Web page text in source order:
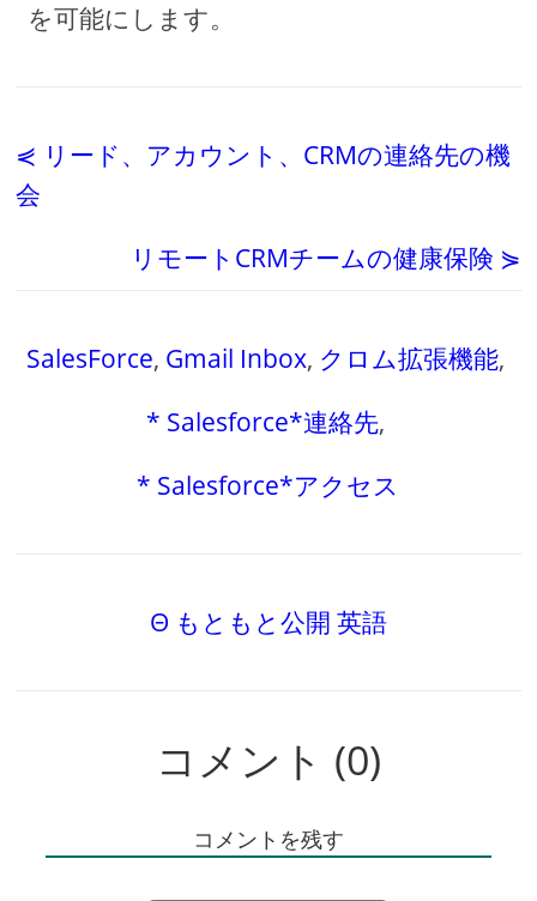
を可能にします。
⋞ リード、アカウント、CRMの連絡先の機
会
リモートCRMチームの健康保険 ⋟
SalesForce, Gmail Inbox, クロム拡張機能,
* Salesforce*連絡先,
* Salesforce*アクセス
Θ もともと公開 英語
コメント (0)
コメントを残す